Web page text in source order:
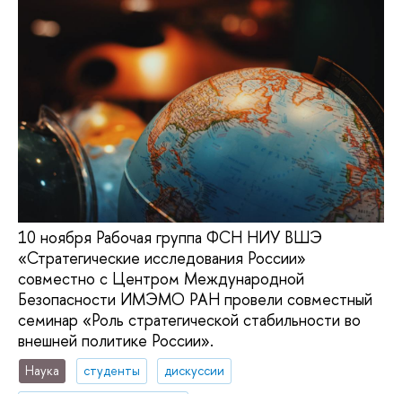
10 ноября Рабочая группа ФСН НИУ ВШЭ
«Стратегические исследования России»
совместно с Центром Международной
Безопасности ИМЭМО РАН провели совместный
семинар «Роль стратегической стабильности во
внешней политике России».
Наука студенты
дискуссии